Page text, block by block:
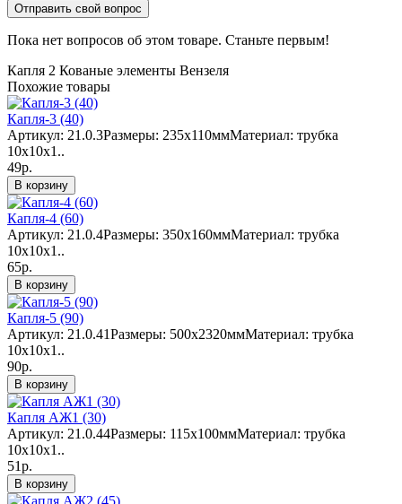
Отправить свой вопрос
Пока нет вопросов об этом товаре. Станьте первым!
Капля 2 Кованые элементы Вензеля
Похожие товары
Капля-3 (40)
Артикул: 21.0.3Размеры: 235х110ммМатериал: трубка
10х10х1..
49р.
В корзину
Капля-4 (60)
Артикул: 21.0.4Размеры: 350х160ммМатериал: трубка
10х10х1..
65р.
В корзину
Капля-5 (90)
Артикул: 21.0.41Размеры: 500х2320ммМатериал: трубка
10х10х1..
90р.
В корзину
Капля АЖ1 (30)
Артикул: 21.0.44Размеры: 115х100ммМатериал: трубка
10х10х1..
51р.
В корзину